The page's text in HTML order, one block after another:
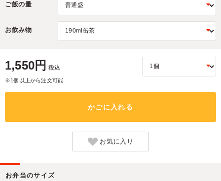
ご飯の量
お飲み物
1,550円 税込
※1個以上から注文可能
かごに入れる
お気に入り
お弁当のサイズ